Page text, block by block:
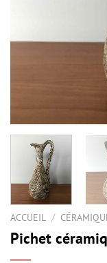
ACCUEIL /
Pichet